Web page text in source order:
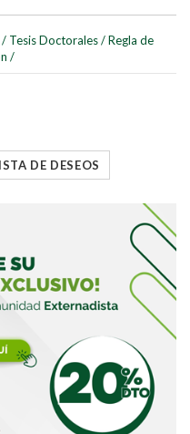
/ Tesis Doctorales/Regla de
/
DE DESEOS